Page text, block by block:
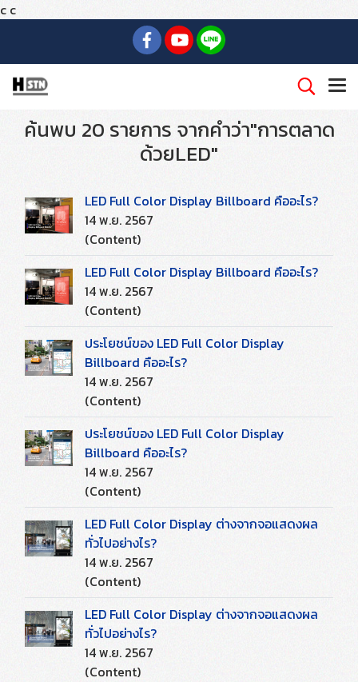
c c
ค้นพบ 20 รายการ จากคำว่า"การตลาด
ด้วยLED"
LED Full Color Display Billboard คืออะไร?
14 พ.ย. 2567
(Content)
LED Full Color Display Billboard คืออะไร?
14 พ.ย. 2567
(Content)
ประโยชน์ของ LED Full Color Display
Billboard คืออะไร?
14 พ.ย. 2567
(Content)
ประโยชน์ของ LED Full Color Display
Billboard คืออะไร?
14 พ.ย. 2567
(Content)
LED Full Color Display ต่างจากจอแสดงผล
ทั่วไปอย่างไร?
14 พ.ย. 2567
(Content)
LED Full Color Display ต่างจากจอแสดงผล
ทั่วไปอย่างไร?
14 พ.ย. 2567
(Content)